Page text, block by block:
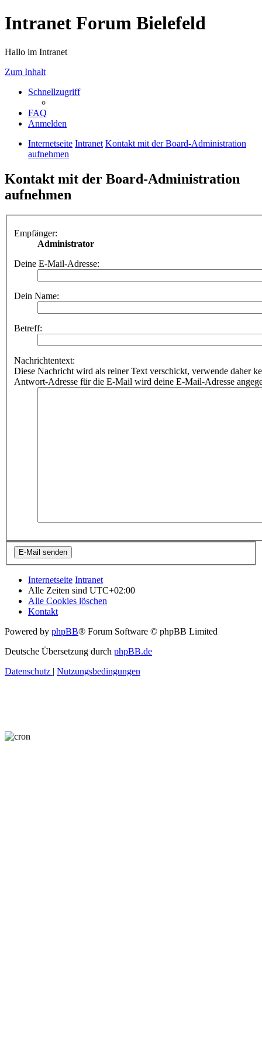
Intranet Forum Bielefeld
Hallo im Intranet
Zum Inhalt
Schnellzugriff
FAQ
Anmelden
Internetseite Intranet Kontakt mit der Board-Administration
aufnehmen
Kontakt mit der Board-Administration
aufnehmen
Empfänger:
Administrator
Deine E-Mail-Adresse:
Dein Name:
Betreff:
Nachrichtentext:
Diese Nachricht wird als reiner Text verschickt, verwende daher
Antwort-Adresse für die E-Mail wird deine E-Mail-Adresse
Internetseite Intranet
Alle Zeiten sind UTC+02:00
Alle Cookies löschen
Kontakt
Powered by phpBB® Forum Software © phpBB Limited
Deutsche Übersetzung durch phpBB.de
Datenschutz | Nutzungsbedingungen